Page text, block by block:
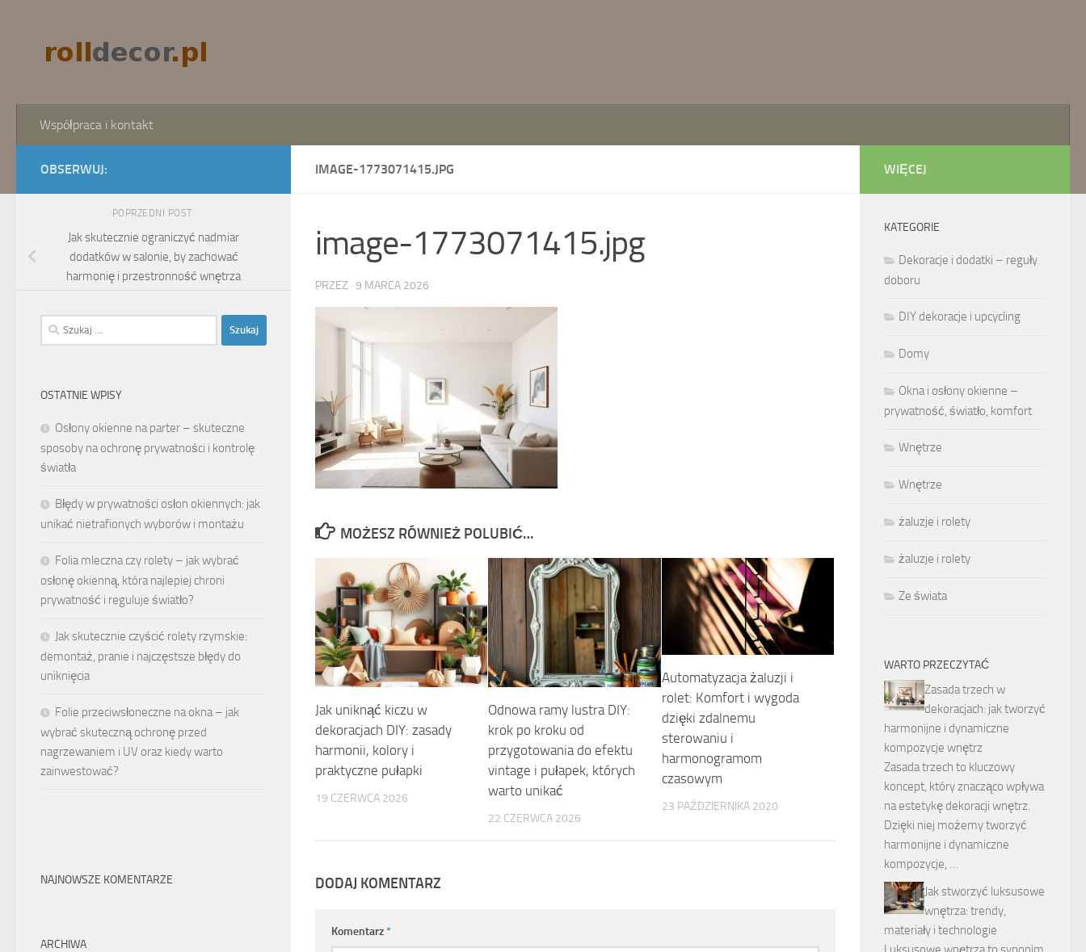
Współpraca i kontakt
IMAGE-1773071415.JPG
image-1773071415.jpg
PRZEZ · 9 MARCA 2026
MOŻESZ RÓWNIEŻ POLUBIĆ…
Jak uniknąć kiczu w
dekoracjach DIY: zasady
harmonii, kolory i
praktyczne pułapki
19 CZERWCA 2026
Odnowa ramy lustra DIY:
krok po kroku od
przygotowania do efektu
vintage i pułapek, których
warto unikać
22 CZERWCA 2026
Automatyzacja żaluzji i
rolet: Komfort i wygoda
dzięki zdalnemu
sterowaniu i
harmonogramom
czasowym
23 PAŹDZIERNIKA 2020
DODAJ KOMENTARZ
Komentarz*
OBSERWUJ:
POPRZEDNI POST
Jak skutecznie ograniczyć nadmiar
dodatków w salonie, by zachować
harmonię i przestronność wnętrza
Szukaj:
OSTATNIE WPISY
Osłony okienne na parter – skuteczne
sposoby na ochronę prywatności i kontrolę
światła
Błędy w prywatności osłon okiennych: jak
unikać nietrafionych wyborów i montażu
Folia mleczna czy rolety – jak wybrać
osłonę okienną, która najlepiej chroni
prywatność i reguluje światło?
Jak skutecznie czyścić rolety rzymskie:
demontaż, pranie i najczęstsze błędy do
uniknięcia
Folie przeciwsłoneczne na okna – jak
wybrać skuteczną ochronę przed
nagrzewaniem i UV oraz kiedy warto
zainwestować?
NAJNOWSZE KOMENTARZE
ARCHIWA
WIĘCEJ
KATEGORIE
Dekoracje i dodatki – reguły
doboru
DIY dekoracje i upcycling
Domy
Okna i osłony okienne –
prywatność, światło, komfort
Wnętrze
Wnętrze
żaluzje i rolety
żaluzje i rolety
Ze świata
WARTO PRZECZYTAĆ
Zasada trzech w
dekoracjach: jak tworzyć
harmonijne i dynamiczne
kompozycje wnętrz
Zasada trzech to kluczowy
koncept, który znacząco wpływa
na estetykę dekoracji wnętrz.
Dzięki niej możemy tworzyć
harmonijne i dynamiczne
kompozycje, …
Jak stworzyć luksusowe
wnętrza: trendy,
materiały i technologie